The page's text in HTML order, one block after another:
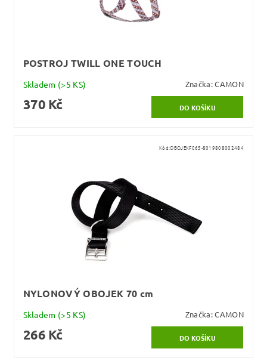
POSTROJ TWILL ONE TOUCH
Skladem (>5 KS) Značka:CAMON
370 Kč
Kód:OBOJEKF065-8019808002484
NYLONOVÝ OBOJEK 70 cm
Skladem (>5 KS) Značka:CAMON
266 Kč